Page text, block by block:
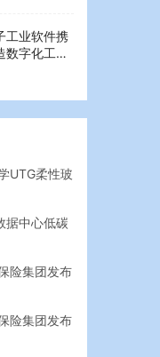
工业软件携
数字化工业
UTG柔性玻
据中心低碳
险集团发布
险集团发布